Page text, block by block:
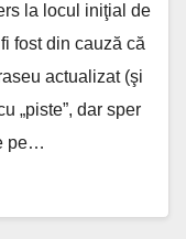
la locul iniţial de
fost din cauză că
actualizat (şi
„piste”, dar sper
pe…